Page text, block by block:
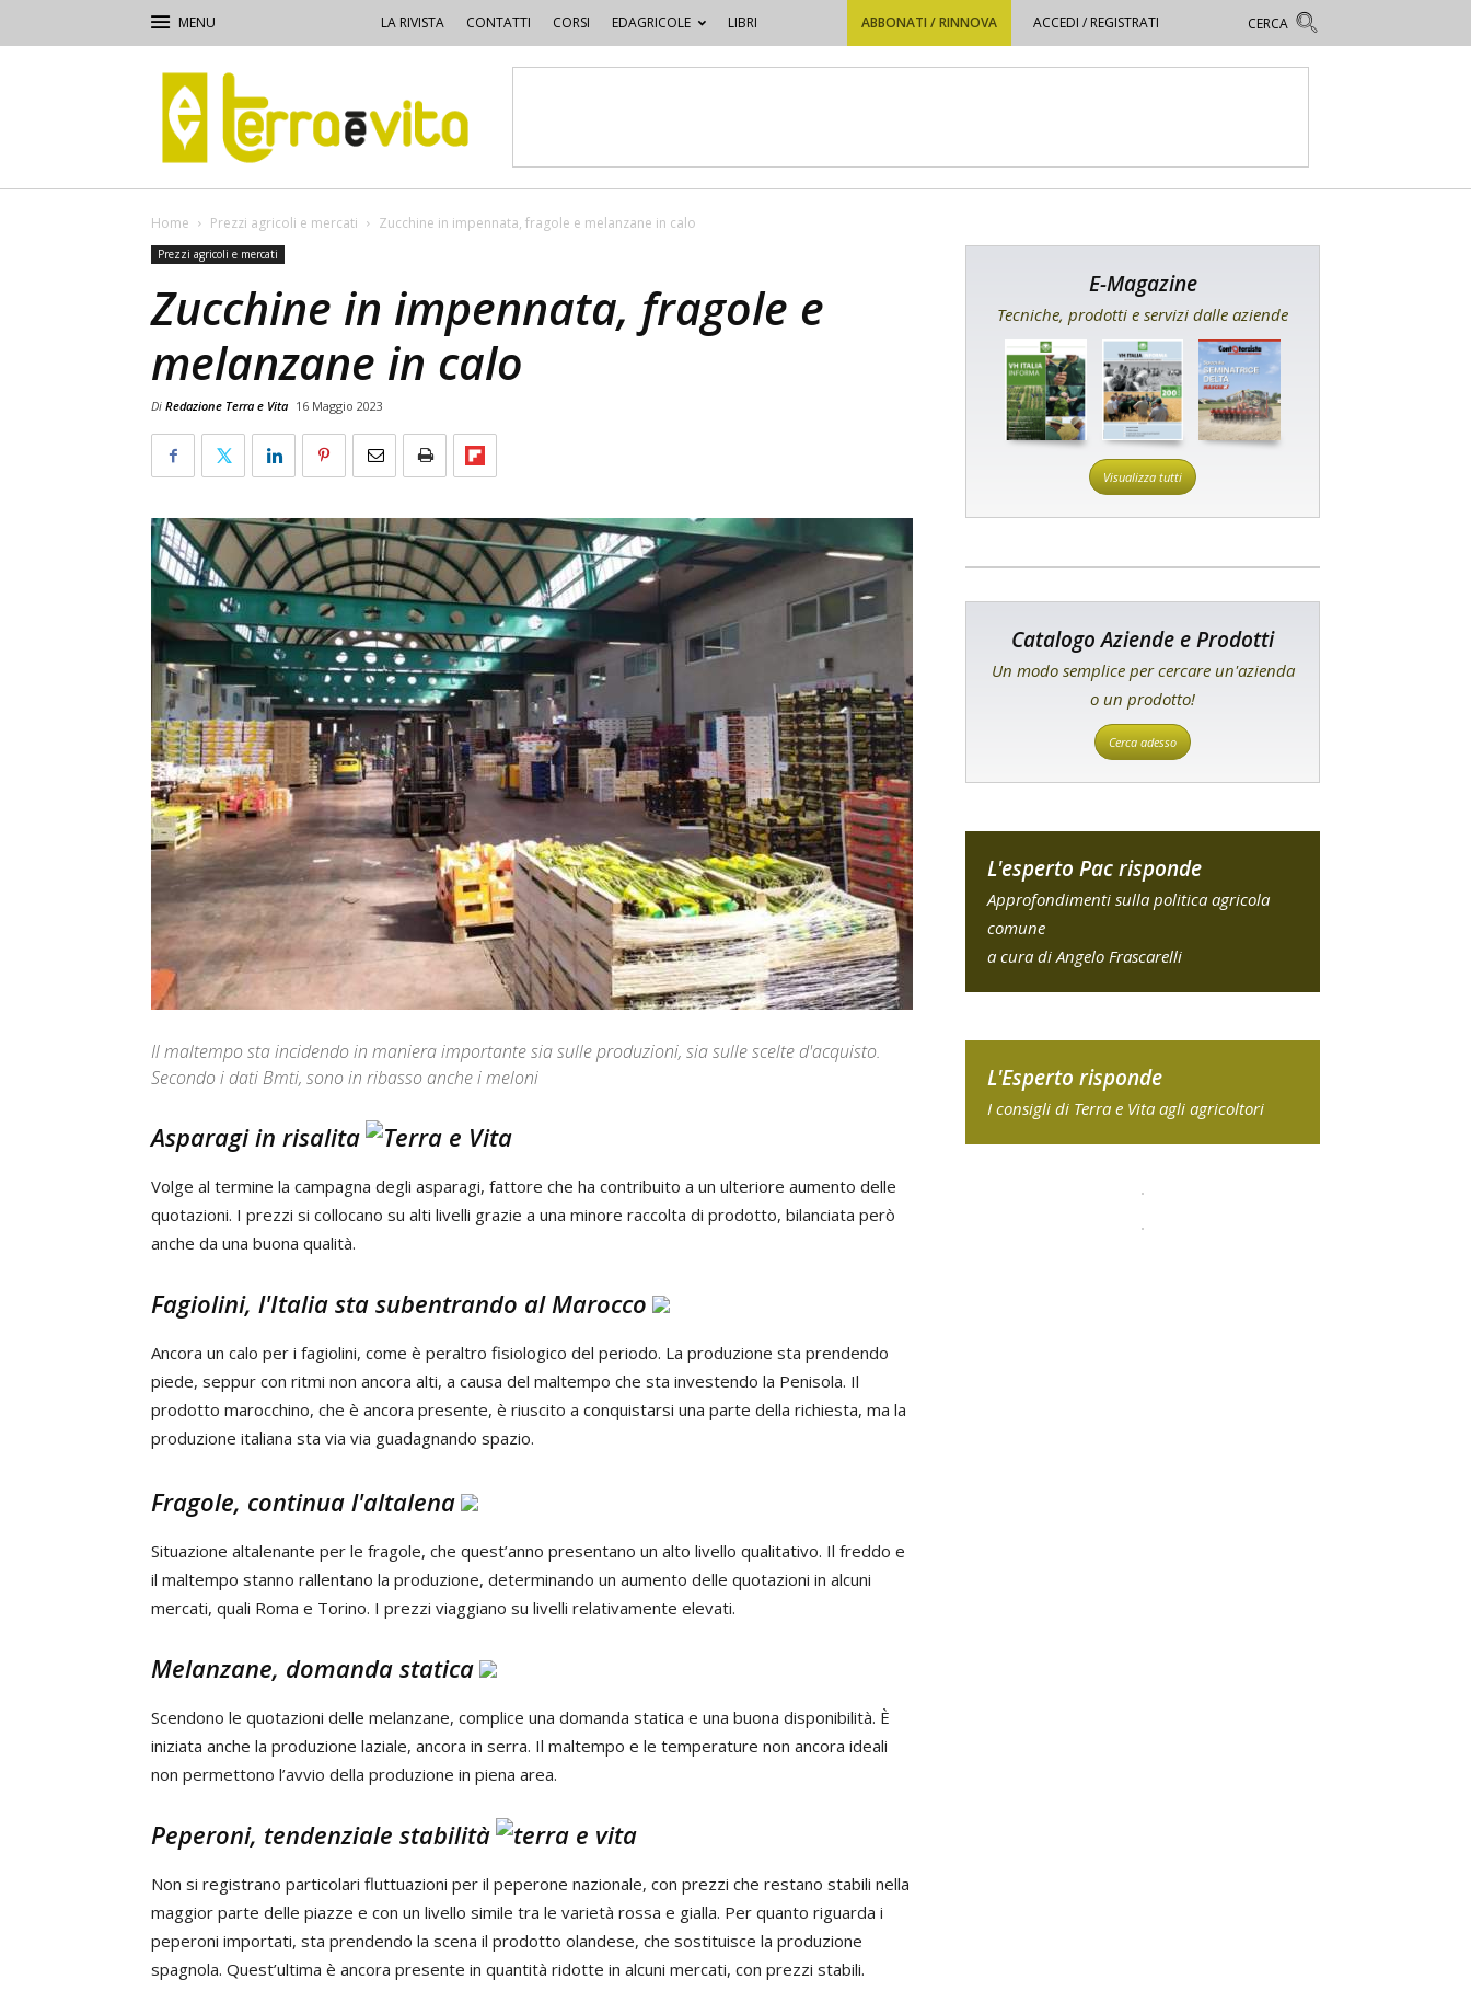
LA RIVISTA CONTATTI CORSI EDAGRICOLE LIBRI ABBONATI / RINNOVA ACCEDI / REGISTRATI
Terra
e
Vita
Home Prezzi agricoli e mercati Zucchine in impennata, fragole e melanzane in calo
Prezzi agricoli e mercati
Zucchine in impennata, fragole e
melanzane in calo
Di Redazione Terra e Vita 16 Maggio 2023
Il maltempo sta incidendo in maniera importante sia sulle produzioni, sia sulle scelte d'acquisto.
Secondo i dati Bmti, sono in ribasso anche i meloni
Asparagi in risalita
Volge al termine la campagna degli asparagi, fattore che ha contribuito a un ulteriore aumento delle
quotazioni. I prezzi si collocano su alti livelli grazie a una minore raccolta di prodotto, bilanciata però
anche da una buona qualità.
Fagiolini, l'Italia sta subentrando al Marocco
Ancora un calo per i fagiolini, come è peraltro fisiologico del periodo. La produzione sta prendendo
piede, seppur con ritmi non ancora alti, a causa del maltempo che sta investendo la Penisola. Il
prodotto marocchino, che è ancora presente, è riuscito a conquistarsi una parte della richiesta, ma la
produzione italiana sta via via guadagnando spazio.
Fragole, continua l'altalena
Situazione altalenante per le fragole, che quest’anno presentano un alto livello qualitativo. Il freddo e
il maltempo stanno rallentano la produzione, determinando un aumento delle quotazioni in alcuni
mercati, quali Roma e Torino. I prezzi viaggiano su livelli relativamente elevati.
Melanzane, domanda statica
Scendono le quotazioni delle melanzane, complice una domanda statica e una buona disponibilità. È
iniziata anche la produzione laziale, ancora in serra. Il maltempo e le temperature non ancora ideali
non permettono l’avvio della produzione in piena area.
Peperoni, tendenziale stabilità
Non si registrano particolari fluttuazioni per il peperone nazionale, con prezzi che restano stabili nella
maggior parte delle piazze e con un livello simile tra le varietà rossa e gialla. Per quanto riguarda i
peperoni importati, sta prendendo la scena il prodotto olandese, che sostituisce la produzione
spagnola. Quest’ultima è ancora presente in quantità ridotte in alcuni mercati, con prezzi stabili.
E-Magazine
Tecniche, prodotti e servizi dalle aziende
Visualizza tutti
Catalogo Aziende e Prodotti
Un modo semplice per cercare un'azienda
o un prodotto!
Cerca adesso
L'esperto Pac risponde
Approfondimenti sulla politica agricola
comune
a cura di Angelo Frascarelli
L'Esperto risponde
I consigli di Terra e Vita agli agricoltori